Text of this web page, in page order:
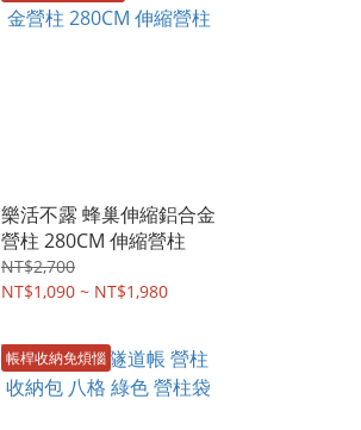
樂活不露 蜂巢伸縮鋁合金
營柱 280CM 伸縮營柱
NT$2,700
NT$1,090 ~ NT$1,980
帳桿收納免煩惱